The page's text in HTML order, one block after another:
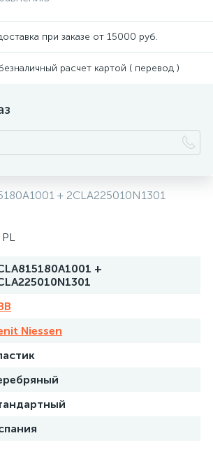
при заказе от 15000 руб.
расчет картой ( перевод )
+ 2CLA225010N1301
+
Niessen